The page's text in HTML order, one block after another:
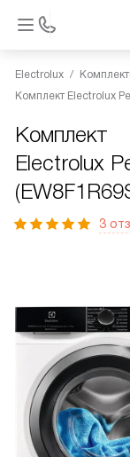
Electrolux
Комплект Electrolux
Комплект
Electrolux
3